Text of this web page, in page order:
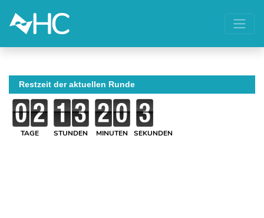
Restzeit der aktuellen Runde
TAGE STUNDEN MINUTEN SEKUNDEN